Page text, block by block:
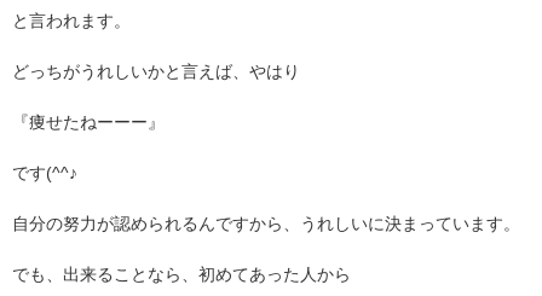
と言われます。
どっちがうれしいかと言えば、やはり
『痩せたねーーー』
です(^^♪
自分の努力が認められるんですから、うれしいに決まっています。
でも、出来ることなら、初めてあった人から